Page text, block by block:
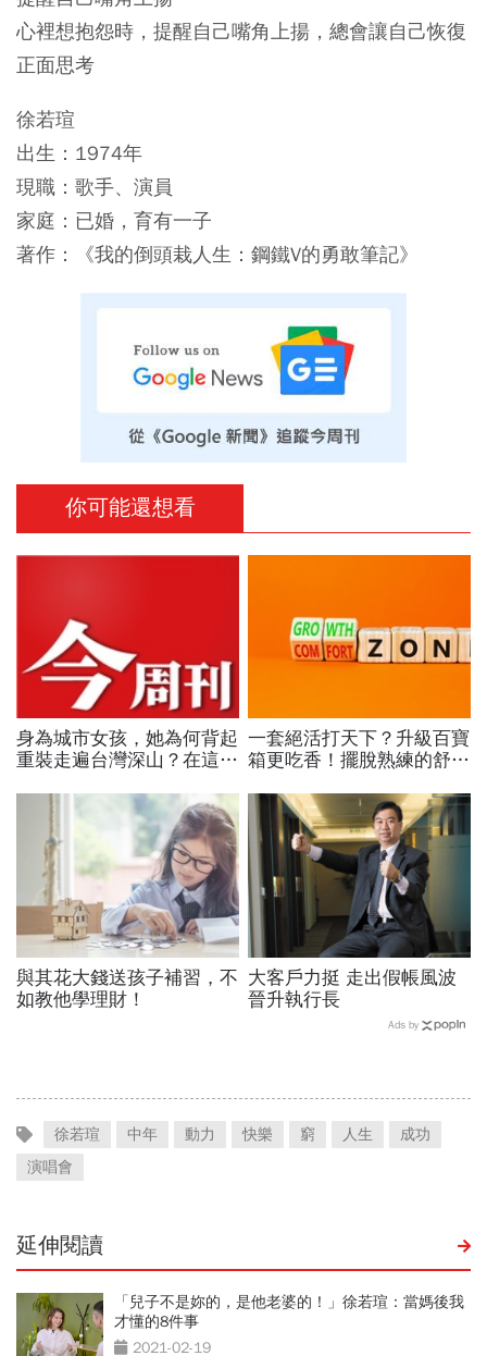
心裡想抱怨時，提醒自己嘴角上揚，總會讓自己恢復
正面思考
徐若瑄
出生：1974年
現職：歌手、演員
家庭：已婚，育有一子
著作：《我的倒頭栽人生：鋼鐵V的勇敢筆記》
你可能還想看
身為城市女孩，她為何背起
重裝走遍台灣深山？在這座
一套絕活打天下？升級百寶
箱更吃香！擺脫熟練的舒適
阱
與其花大錢送孩子補習，不
如教他學理財！
大客戶力挺 走出假帳風波
晉升執行長
Ads by
徐若瑄 中年 動力 快樂 窮 人生
成功
演唱會
延伸閱讀
「兒子不是妳的，是他老婆的！」徐若瑄：當媽後我
才懂的8件事
2021-02-19